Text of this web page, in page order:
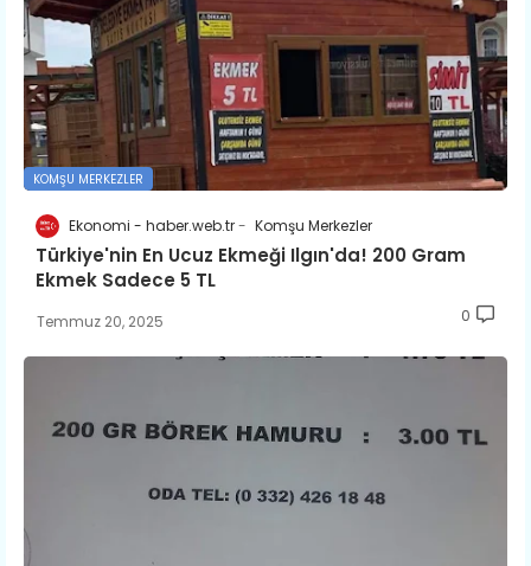
KOMŞU MERKEZLER
Ekonomi - haber.web.tr Komşu Merkezler
Türkiye'nin En Ucuz Ekmeği Ilgın'da! 200 Gram
Ekmek Sadece 5 TL
Temmuz 20, 2025 0